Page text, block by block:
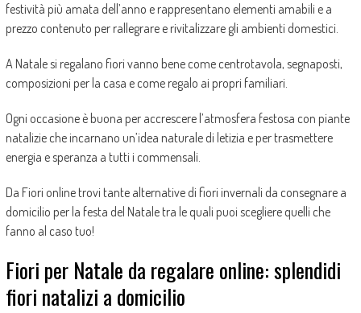
festività più amata dell’anno e rappresentano elementi amabili e a
prezzo contenuto per rallegrare e rivitalizzare gli ambienti domestici.
A Natale si regalano fiori vanno bene come centrotavola, segnaposti,
composizioni per la casa e come regalo ai propri familiari.
Ogni occasione è buona per accrescere l’atmosfera festosa con piante
natalizie che incarnano un’idea naturale di letizia e per trasmettere
energia e speranza a tutti i commensali.
Da Fiori online trovi tante alternative di fiori invernali da consegnare a
domicilio per la festa del Natale tra le quali puoi scegliere quelli che
fanno al caso tuo!
Fiori per Natale da regalare online: splendidi
fiori natalizi a domicilio